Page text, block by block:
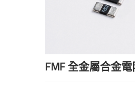
FMF 全金屬合金